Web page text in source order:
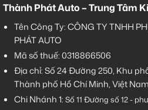
Thành Phát Auto – Trung Tâm
Tên Công Ty: CÔNG TY TNHH
PHÁT AUTO
Mã số thuế: 0318866506
Địa chỉ: Số 24 Đường 250, Khu
Thành phố Hồ Chí Minh, Việt Nam
Chi Nhánh 1: Số 11 Đường số 12 -